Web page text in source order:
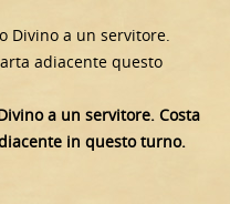
Divino a un servitore.
adiacente questo
a un servitore. Costa
in questo turno.